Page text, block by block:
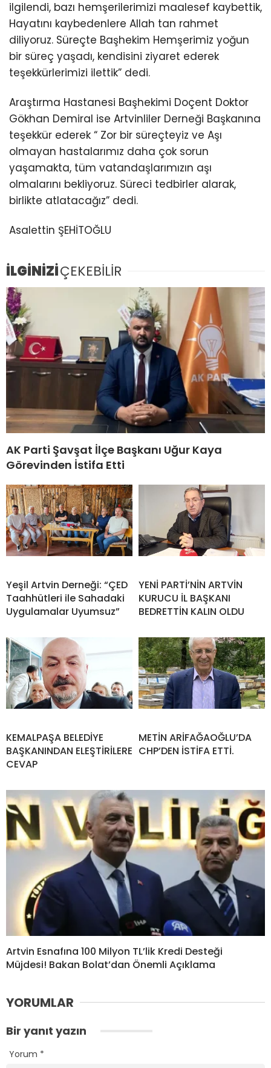
ilgilendi, bazı hemşerilerimizi maalesef kaybettik,
Hayatını kaybedenlere Allah tan rahmet
diliyoruz. Süreçte Başhekim Hemşerimiz yoğun
bir süreç yaşadı, kendisini ziyaret ederek
teşekkürlerimizi ilettik” dedi.
Araştırma Hastanesi Başhekimi Doçent Doktor
Gökhan Demiral ise Artvinliler Derneği Başkanına
teşekkür ederek “ Zor bir süreçteyiz ve Aşı
olmayan hastalarımız daha çok sorun
yaşamakta, tüm vatandaşlarımızın aşı
olmalarını bekliyoruz. Süreci tedbirler alarak,
birlikte atlatacağız” dedi.
Asalettin ŞEHİTOĞLU
İLGİNİZİÇEKEBİLİR
AK Parti Şavşat İlçe Başkanı Uğur Kaya
Görevinden İstifa Etti
Yeşil Artvin Derneği: “ÇED
Taahhütleri ile Sahadaki
Uygulamalar Uyumsuz”
YENİ PARTİ’NİN ARTVİN
KURUCU İL BAŞKANI
BEDRETTİN KALIN OLDU
KEMALPAŞA BELEDİYE
BAŞKANINDAN ELEŞTİRİLERE
CEVAP
METİN ARİFAĞAOĞLU’DA
CHP’DEN İSTİFA ETTİ.
Artvin Esnafına 100 Milyon TL’lik Kredi Desteği
Müjdesi! Bakan Bolat’dan Önemli Açıklama
YORUMLAR
Bir yanıt yazın
Yorum *